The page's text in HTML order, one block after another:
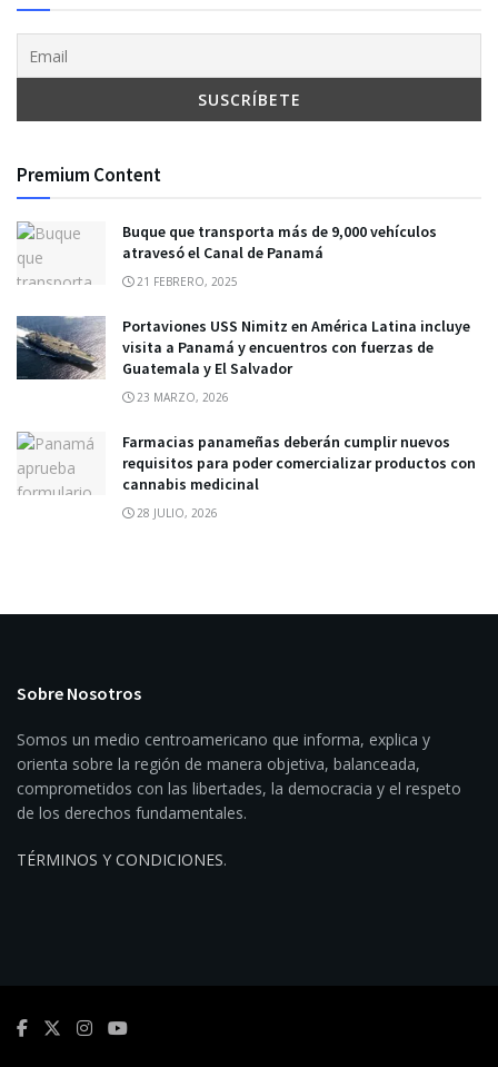
Premium Content
Buque que transporta más de 9,000 vehículos
atravesó el Canal de Panamá
21 FEBRERO, 2025
Portaviones USS Nimitz en América Latina incluye
visita a Panamá y encuentros con fuerzas de
Guatemala y El Salvador
23 MARZO, 2026
Farmacias panameñas deberán cumplir nuevos
requisitos para poder comercializar productos con
cannabis medicinal
28 JULIO, 2026
Sobre Nosotros
Somos un medio centroamericano que informa, explica y
orienta sobre la región de manera objetiva, balanceada,
comprometidos con las libertades, la democracia y el respeto
de los derechos fundamentales.
TÉRMINOS Y CONDICIONES.